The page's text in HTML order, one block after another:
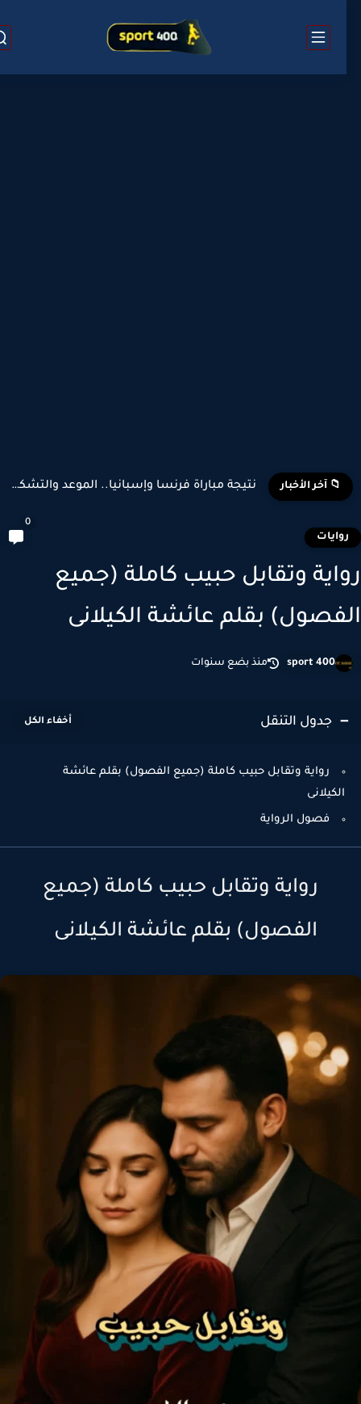
📁 آخر الأخبار نتيجة مباراة فرنسا وإسبانيا.. الموعد والتشكيل المتوقع وأبرز اللاعبين...
وتقابل حبيب كاملة (جميع
بقلم عائشة الكيلانى
sport 400 منذ بضع سنوات
جدول التنقل
رواية وتقابل حبيب كاملة (جميع الفصول) بقلم عائشة
الكيلانى
فصول الرواية
رواية وتقابل حبيب كاملة (جميع
الفصول) بقلم عائشة الكيلانى